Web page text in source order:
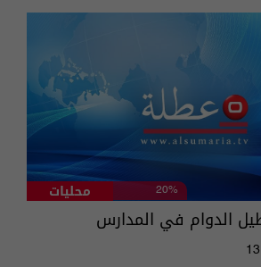
محليات 20%
الدوام في المدارس